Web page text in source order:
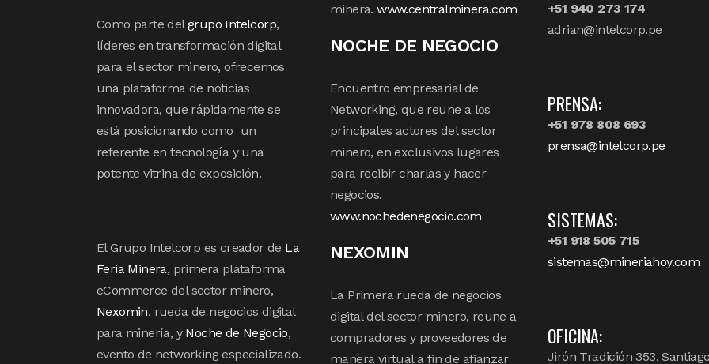
Como parte delgrupo Intelcorp,
líderes en transformación digital
para el sector minero, ofrecemos
una plataforma de noticias
innovadora, que rápidamente se
está posicionando como un
referente en tecnología y una
potente vitrina de exposición.
El Grupo Intelcorp es creador de La
Feria Minera, primera plataforma
eCommerce del sector minero,
Nexomin, rueda de negocios digital
para minería, y Noche de Negocio,
evento de networking especializado.
minera.www.centralminera.com
NOCHE DE NEGOCIO
Encuentro empresarial de
Networking, que reune a los
principales actores del sector
minero, en exclusivos lugares
para recibir charlas y hacer
negocios.
www.nochedenegocio.com
NEXOMIN
La Primera rueda de negocios
digital del sector minero, reune a
compradores y proveedores de
manera virtual a fin de afianzar
+51 940 273 174
adrian@intelcorp.pe
PRENSA:
+51 978 808 693
prensa@intelcorp.pe
SISTEMAS:
+51 918 505 715
sistemas@mineriahoy.com
OFICINA:
Jirón Tradición 353,